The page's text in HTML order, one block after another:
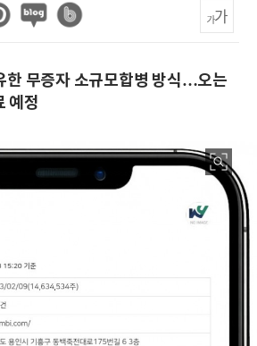
한 무증자 소규모합병 방식…오는
예정